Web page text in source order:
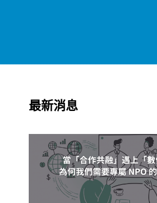
最新消息